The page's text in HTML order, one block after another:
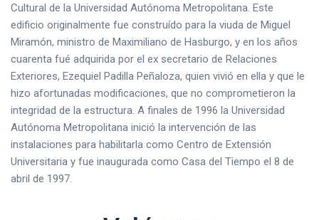
Cultural de la Universidad Autónoma Metropolitana. Este
edificio originalmente fue construído para la viuda de Miguel
Miramón, ministro de Maximiliano de Hasburgo, y en los años
cuarenta fué adquirida por el ex secretario de Relaciones
Exteriores, Ezequiel Padilla Peñaloza, quien vivió en ella y que le
hizo afortunadas modificaciones, que no comprometieron la
integridad de la estructura. A finales de 1996 la Universidad
Autónoma Metropolitana inició la intervención de las
instalaciones para habilitarla como Centro de Extensión
Universitaria y fue inaugurada como Casa del Tiempo el 8 de
abril de 1997.